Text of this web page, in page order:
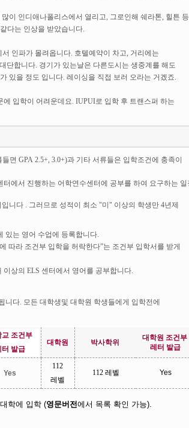
이 인디애나폴리스에서 열리고, 그로인해 쉐라톤, 힐튼 등
다는 인상을 받았습니다.
인파가 몰려옵니다. 호텔예약이 차고, 거리에는
단합니다. 경기가 있는날은 다른도시는 생중계를 해도
있을 정도 입니다. 레이싱을 직접 보러 오라는 거겠죠.
입학이 어려운데요. IUPUI로 입학 후 트랜스퍼 하는
면 GPA 2.5+, 3.0+)과 기타 서류들은 입학조건에 충족이
에서 진행하는 어학연수센터에 공부를 하여 요구하는 일
니다 . 그러므로 성적이 최소 "미" 이상의 학생만 4년제
있는 영어 수업에 등록합니다.
따라 조건부 입학을 허락한다”는 조건부 입학서를 받게
상의 ELS 센터에서 영어를 공부합니다.
다. 모든 대학생및 대학원 학생들에게 입학전에
교 조건부
터 발급
대학원 박사학위
대학원 조건부
레터 발급
Yes
112
레벨
112 레벨 Yes
학에 입학 (영문버전에서 목록 확인 가능).